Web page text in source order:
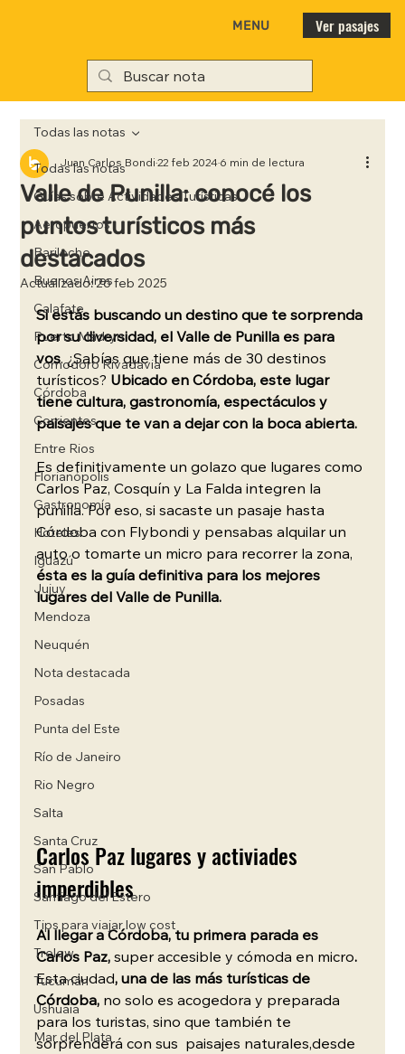
MENU Ver pasajes
Todas las notas
Guías sobre Actividades Turísticas
Aeropuertos
Bariloche
Buenos Aires
Calafate
Puerto Madryn
Comodoro Rivadavia
Córdoba
Corrientes
Entre Rios
Florianópolis
Gastronomía
Hoteles
Iguazú
Jujuy
Mendoza
Neuquén
Nota destacada
Posadas
Punta del Este
Río de Janeiro
Rio Negro
Salta
Santa Cruz
San Pablo
Santiago del Estero
Tips para viajar low cost
Trelew
Tucumán
Ushuaia
Mar del Plata
Todas las notas
Valle de Punilla: conocé los
puntos turísticos más
destacados
Juan Carlos Bondi22 feb 2024 6 min de lectura
Actualizado:26 feb 2025
Si estás buscando un destino que te sorprenda
por su diversidad, el Valle de Punilla es para
vos. ¿Sabías que tiene más de 30 destinos
turísticos? Ubicado en Córdoba, este lugar
tiene cultura, gastronomía, espectáculos y
paisajes que te van a dejar con la boca abierta.
Es definitivamente un golazo que lugares como
Carlos Paz, Cosquín y La Falda integren la
punilla. Por eso, si sacaste un pasaje hasta
Córdoba con Flybondi y pensabas alquilar un
auto o tomarte un micro para recorrer la zona,
ésta es la guía definitiva para los mejores
lugares del Valle de Punilla.
Carlos Paz lugares y activiades
imperdibles
Al llegar a Córdoba, tu primera parada es
Carlos Paz, super accesible y cómoda en micro.
Esta ciudad, una de las más turísticas de
Córdoba, no solo es acogedora y preparada
para los turistas, sino que también te
sorprenderá con sus  paisajes naturales,desde